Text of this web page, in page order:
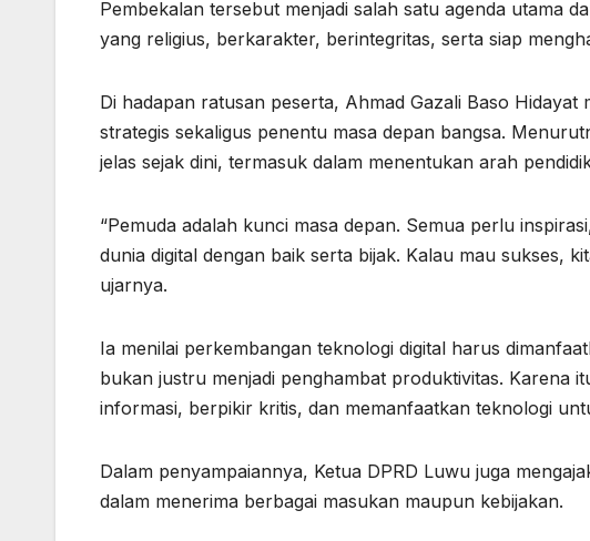
Pembekalan tersebut menjadi salah satu agenda utama
yang religius, berkarakter, berintegritas, serta siap
Di hadapan ratusan peserta, Ahmad Gazali Baso
strategis sekaligus penentu masa depan bangsa.
jelas sejak dini, termasuk dalam menentukan arah
“Pemuda adalah kunci masa depan. Semua perlu
dunia digital dengan baik serta bijak. Kalau mau sukses,
ujarnya.
Ia menilai perkembangan teknologi digital harus
bukan justru menjadi penghambat produktivitas. Karena
informasi, berpikir kritis, dan memanfaatkan teknologi
Dalam penyampaiannya, Ketua DPRD Luwu juga
dalam menerima berbagai masukan maupun kebijakan.